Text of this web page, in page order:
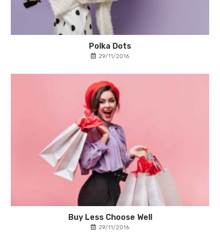
Polka Dots
29/11/2016
Buy Less Choose Well
29/11/2016